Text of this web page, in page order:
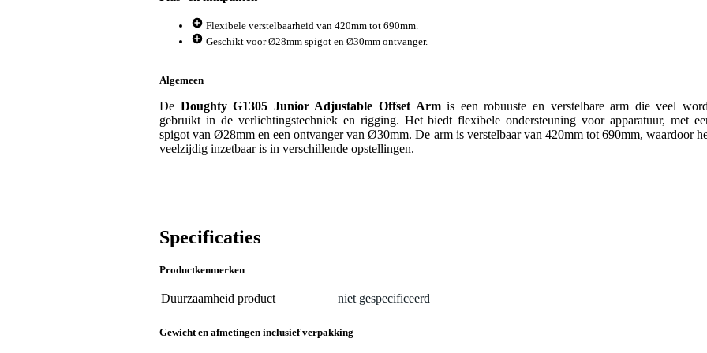
Flexibele verstelbaarheid van 420mm tot 690mm.
Geschikt voor Ø28mm spigot en Ø30mm ontvanger.
Algemeen
De Doughty G1305 Junior Adjustable Offset Armis een robuuste en verstelbare arm die veel
gebruikt in de verlichtingstechniek en rigging. Het biedt flexibele ondersteuning voor apparatuur, met
spigot van Ø28mm en een ontvanger van Ø30mm. De arm is verstelbaar van 420mm tot 690mm, waardoor
veelzijdig inzetbaar is in verschillende opstellingen.
Specificaties
Productkenmerken
Duurzaamheid product niet gespecificeerd
Gewicht en afmetingen inclusief verpakking